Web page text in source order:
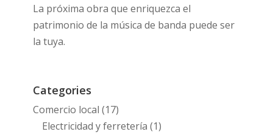
La próxima obra que enriquezca el
patrimonio de la música de banda puede ser
la tuya.
Categories
Comercio local (17)
Electricidad y ferretería (1)